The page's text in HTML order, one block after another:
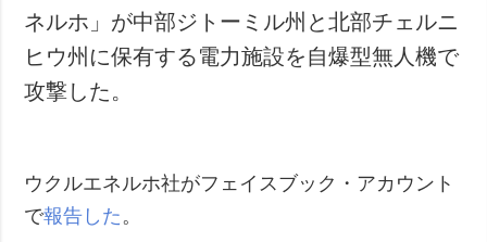
犯罪
事故・緊急事態
追加
写真
動画
ネルホ」が中部ジトーミル州と北部チェルニ
ヒウ州に保有する電力施設を自爆型無人機で
攻撃した。
ウクルエネルホ社がフェイスブック・アカウント
で報告した 。